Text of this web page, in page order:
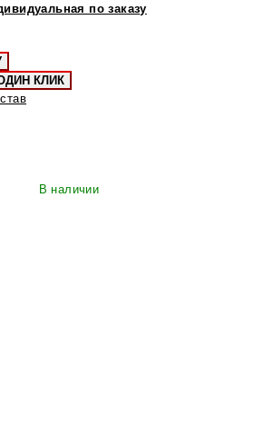
по заказу
КЛИК
В наличии